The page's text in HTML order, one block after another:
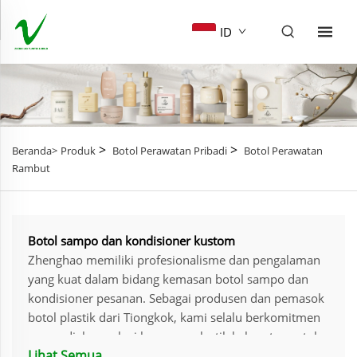
ID
Beranda> Produk > Botol Perawatan Pribadi > Botol Perawatan
Rambut
Botol sampo dan kondisioner kustom
Zhenghao memiliki profesionalisme dan pengalaman
yang kuat dalam bidang kemasan botol sampo dan
kondisioner pesanan. Sebagai produsen dan pemasok
botol plastik dari Tiongkok, kami selalu berkomitmen
menyediakan solusi kemasan plastik kelas atas untuk